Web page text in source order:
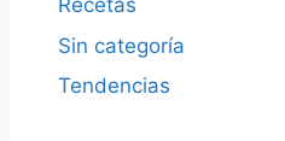
Recetas
Sin categoría
Tendencias